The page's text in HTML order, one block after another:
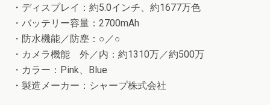
・ディスプレイ：約5.0インチ、約1677万色
・バッテリー容量：2700mAh
・防水機能／防塵：○／○
・カメラ機能 外／内：約1310万／約500万
・カラー：Pink、Blue
・製造メーカー：シャープ株式会社